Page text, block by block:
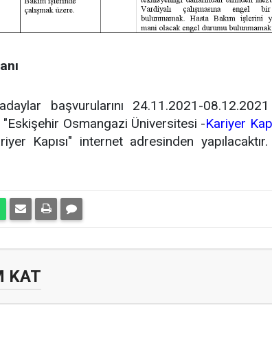
başvurularını 24.11.2021-
Osmangazi Üniversitesi -Kariyer
Kapısı" internet adresinden yapılacaktır.
KAT